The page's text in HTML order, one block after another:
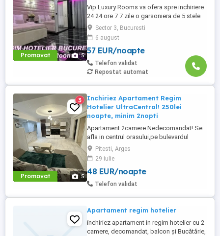
Promovat 5
Vip Luxury Rooms va ofera spre inchiriere
24 24 ore 7 7 zile o garsoniera de 5 stele
Luxoase cu un desing unic si deosebit in
Sector 3 Bucuresti . Garsoniera se alfa in
Complex Rezidential Nou . Acces Bariera
Monitorizare Video in Complex ( de la
Politia Locala Sector 3 ) Loc de parcare
PRIVAT in complex ...
Sector 3, Bucuresti
6 august
57 EUR/noapte
Telefon validat
Repostat automat
Promovat 5
3
Inchiriez Apartament Regim
Hotelier UltraCentral! 250lei
noapte, minim 2nopti
Apartament 2camere Nedecomandat! Se
afla in centrul orasului,pe bulevardul
Republicii.Peste strada se afla cele mai
cunoscute restaurante din oras,implicit
zona pietonala din oras. Apartamentul
este dotat cu aer conditionat ,Smart tv
(Netflix inclus),televiziune digitală și
Pitesti, Arges
29 iulie
48 EUR/noapte
Telefon validat
Apartament regim hotelier
închiriez apartament in regim hotelier cu 2
camere, decomandat, balcon și Bucătărie,